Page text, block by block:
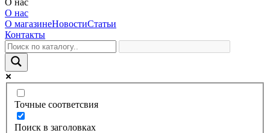
О нас
О нас
О магазинеНовостиСтатьи
Контакты
Точные соответсвия
Поиск в заголовках